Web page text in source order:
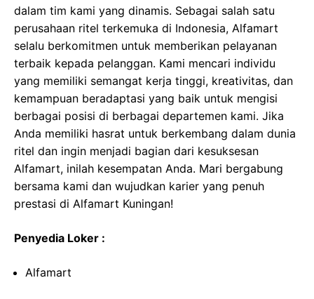
dalam tim kami yang dinamis. Sebagai salah satu
perusahaan ritel terkemuka di Indonesia, Alfamart
selalu berkomitmen untuk memberikan pelayanan
terbaik kepada pelanggan. Kami mencari individu
yang memiliki semangat kerja tinggi, kreativitas, dan
kemampuan beradaptasi yang baik untuk mengisi
berbagai posisi di berbagai departemen kami. Jika
Anda memiliki hasrat untuk berkembang dalam dunia
ritel dan ingin menjadi bagian dari kesuksesan
Alfamart, inilah kesempatan Anda. Mari bergabung
bersama kami dan wujudkan karier yang penuh
prestasi di Alfamart Kuningan!
Penyedia Loker :
Alfamart